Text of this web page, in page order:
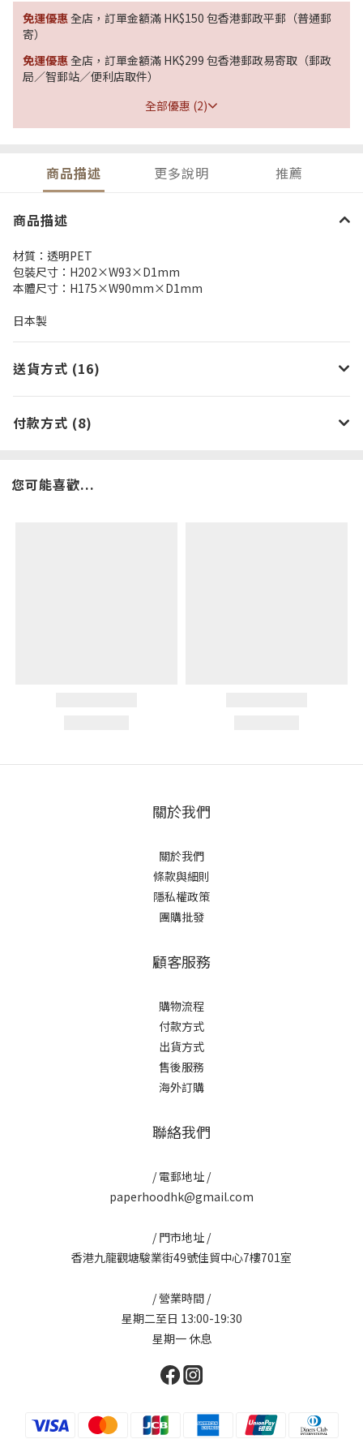
免運優惠全店，訂單金額滿 HK$150 包香港郵政平郵（普通郵
寄）
免運優惠全店，訂單金額滿 HK$299 包香港郵政易寄取（郵政
局／智郵站／便利店取件）
全部優惠 (2)
商品描述 更多說明 推薦
商品描述
材質：透明PET
包裝尺寸：H202×W93×D1mm
本體尺寸：H175×W90mm×D1mm
日本製
送貨方式 (16)
付款方式 (8)
您可能喜歡...
關於我們
關於我們
條款與細則
隱私權政策
團購批發
顧客服務
購物流程
付款方式
出貨方式
售後服務
海外訂購
聯絡我們
/ 電郵地址 /
paperhoodhk@gmail.com
/ 門市地址 /
香港九龍觀塘駿業街49號佳貿中心7樓701室
/ 營業時間 /
星期二至日 13:00-19:30
星期一 休息